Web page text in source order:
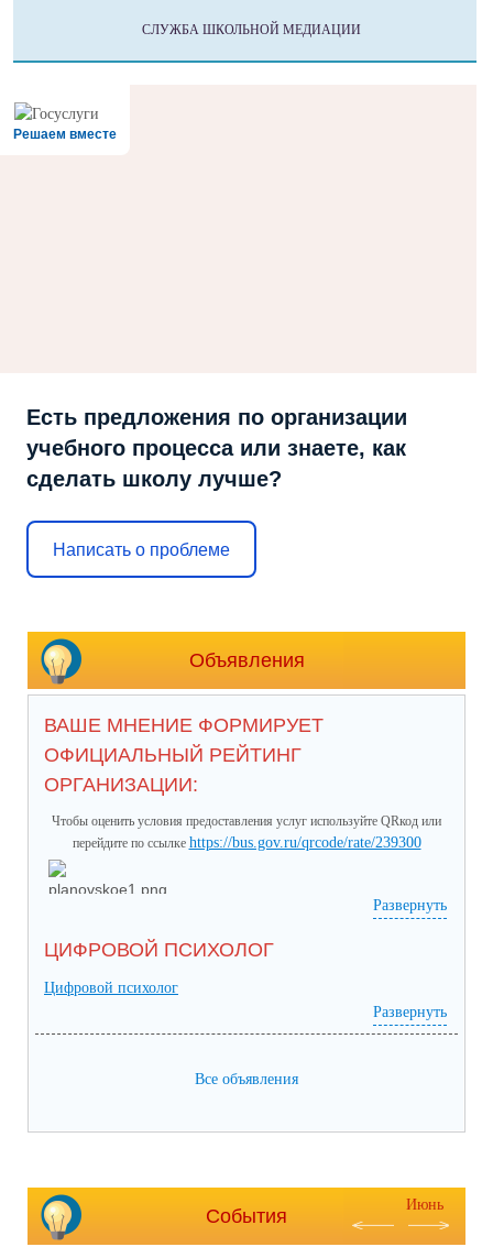
СЛУЖБА ШКОЛЬНОЙ МЕДИАЦИИ
Решаем вместе
Есть предложения по организации
учебного процесса или знаете, как
сделать школу лучше?
Написать о проблеме
Объявления
ВАШЕ МНЕНИЕ ФОРМИРУЕТ
ОФИЦИАЛЬНЫЙ РЕЙТИНГ
ОРГАНИЗАЦИИ:
Чтобы оценить условия предоставления услуг используйте QRкод или
перейдите по ссылке https://bus.gov.ru/qrcode/rate/239300
Развернуть
ЦИФРОВОЙ ПСИХОЛОГ
Цифровой психолог
Развернуть
Все объявления
События
Июнь